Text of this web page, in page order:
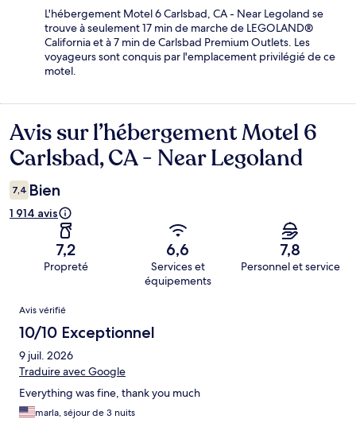
L'hébergement Motel 6 Carlsbad, CA - Near Legoland se
trouve à seulement 17 min de marche de LEGOLAND®
California et à 7 min de Carlsbad Premium Outlets. Les
voyageurs sont conquis par l'emplacement privilégié de ce
motel.
Avis
Avis sur l’hébergement Motel 6
Carlsbad, CA - Near Legoland
7,4 Bien
1 914 avis
7,2
Propreté
6,6
Services et
équipements
7,8
Personnel et service
Avis
Avis vérifié
10/10 Exceptionnel
9 juil. 2026
Traduire avec Google
Everything was fine, thank you much
marla, séjour de 3 nuits